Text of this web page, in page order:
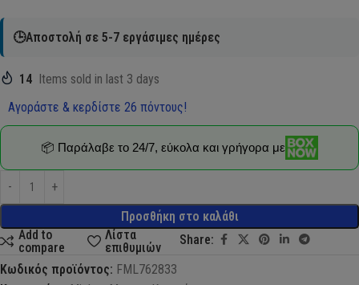
🕒Αποστολή σε 5-7 εργάσιμες ημέρες
14 Items sold in last 3 days
Αγοράστε & κερδίστε 26 πόντους!
Προσθήκη στο καλάθι
📦 Παράλαβε το 24/7, εύκολα και γρήγορα με
Add to
compare
Λίστα
επιθυμιών
Share:
Κωδικός προϊόντος: FML762833